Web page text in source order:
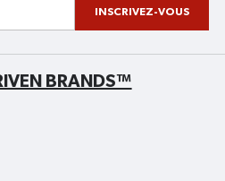
INSCRIVEZ-VOUS
BRANDS™